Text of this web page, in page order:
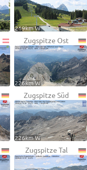
219km W
Zugspitze Ost
226km W
Zugspitze Süd
226km W
Zugspitze Tal